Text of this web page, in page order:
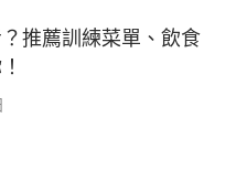
推薦訓練菜單、飲食